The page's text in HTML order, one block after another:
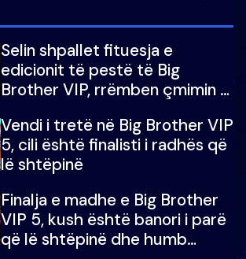
Selin shpallet fituesja e
edicionit të pestë të Big
Brother VIP, rrëmben çmimin e
Vendi i tretë në Big Brother VIP
5, cili është finalisti i radhës që
lë shtëpinë
Finalja e madhe e Big Brother
VIP 5, kush është banori i parë
që lë shtëpinë dhe humb